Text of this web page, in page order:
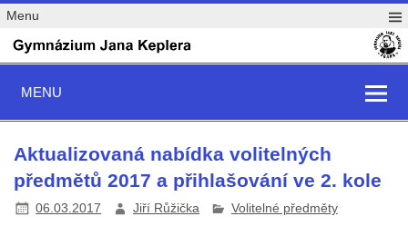
Menu
MENU
Aktualizovaná nabídka volitelných
předmětů 2017 a přihlašování ve 2. kole
06.03.2017 Jiří Růžička Volitelné předměty